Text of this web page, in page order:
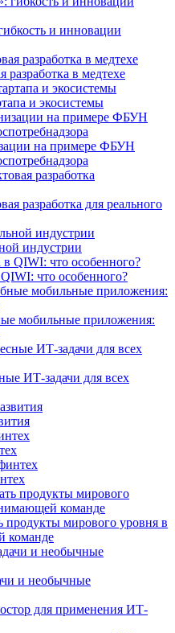
и инновации
разработка в медтехе
и экосистемы
на примере ФБУН
разработка для реального
индустрии
что особенного?
мобильные приложения:
ИТ-задачи для всех
продукты мирового уровня в
команде
и необычные